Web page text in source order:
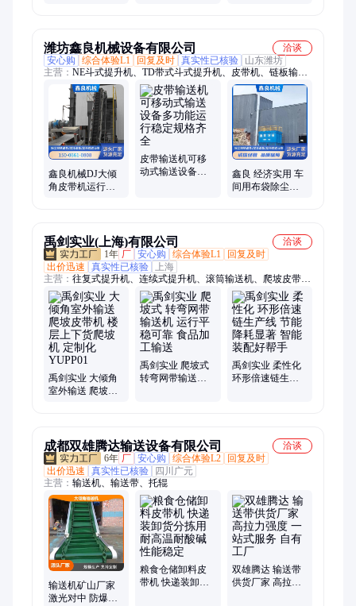
潍坊鑫良机械设备有限公司
洽谈
安心购
综合体验L1 回复及时 真实性已核验
山东潍坊
主营： NE斗式提升机、TD带式斗式提升机、皮带机、链板输送
机、螺旋输送机、U型螺旋输送机、大倾角皮带输送机、刮板输
送机、轻型链板输送机、无轴螺旋输送机、重型链板输送机、布
袋除尘器、螺旋称
鑫良机械DJ大倾
角皮带机运行稳
皮带输送机可移
动式输送设备多
鑫良 经济实用 车
间用布袋除尘器
禹剑实业(上海)有限公司
洽谈
1年 厂 安心购 综合体验L1
回复及时
出价迅速
真实性已核验
上海
主营： 往复式提升机、连续式提升机、滚筒输送机、爬坡皮带输
送机、链板输送机、网带输送机、链式输送机、治具输送机、倍
速链装配线、托盘自动化输送系统、自动化装配线
禹剑实业 大倾角
室外输送 爬坡皮
禹剑实业 爬坡式
转弯网带输送机
禹剑实业 柔性化
环形倍速链生产
成都双雄腾达输送设备有限公司
洽谈
6年 厂 安心购 综合体验L2
回复及时
出价迅速
真实性已核验
四川广元
主营： 输送机、输送带、托辊
输送机矿山厂家
激光对中 防爆皮
粮食仓储卸料皮
带机 快递装卸货
双雄腾达 输送带
供货厂家 高拉力